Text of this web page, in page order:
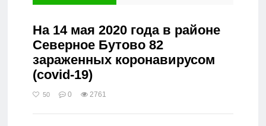
На 14 мая 2020 года в районе
Северное Бутово 82
зараженных коронавирусом
(covid-19)
50 0 2761